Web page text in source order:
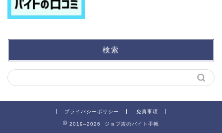
検索
プライバシーポリシー 免責事項
2019–2026 ジョブ吉のバイト手帳